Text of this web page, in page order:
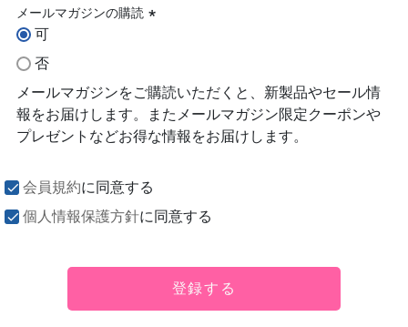
メールマガジンの購読
可
否
メールマガジンをご購読いただくと、新製品やセール情
報をお届けします。またメールマガジン限定クーポンや
プレゼントなどお得な情報をお届けします。
会員規約に同意する
個人情報保護方針に同意する
登録する